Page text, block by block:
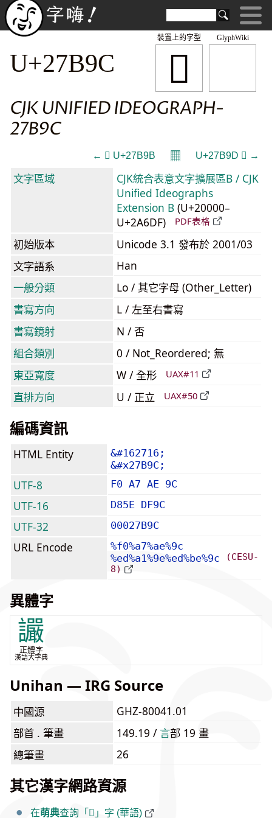
GlyphWiki
𧮜
裝置上的字型
U+27B9C
CJK UNIFIED IDEOGRAPH-
27B9C
← 𧮛 U+27B9B 𝄜 U+27B9D 𧮝 →
文字區域
CJK統合表意文字擴展區B / CJK
Unified Ideographs
Extension B (U+20000–
U+2A6DF)
PDF表格
初始版本
Unicode 3.1 發布於 2001/03
文字語系
Han
一般分類
Lo / 其它字母 (Other_Letter)
書寫方向
L / 左至右書寫
書寫鏡射
N / 否
組合類別
0 / Not_Reordered; 無
東亞寬度
W / 全形 UAX#11
直排方向 U / 正立 UAX#50
編碼資訊
HTML Entity
&#162716;
&#x27B9C;
UTF-8 F0 A7 AE 9C
UTF-16 D85E DF9C
UTF-32 00027B9C
URL Encode
%f0%a7%ae%9c
%ed%a1%9e%ed%be%9c
(CESU-
8)
異體字
讝
正體字
漢語大字典
Unihan — IRG Source
中國源
GHZ-80041.01
部首 . 筆畫
149.19 / ⾔部 19 畫
總筆畫
26
其它漢字網路資源
在萌典查詢「𧮜」字 (華語)